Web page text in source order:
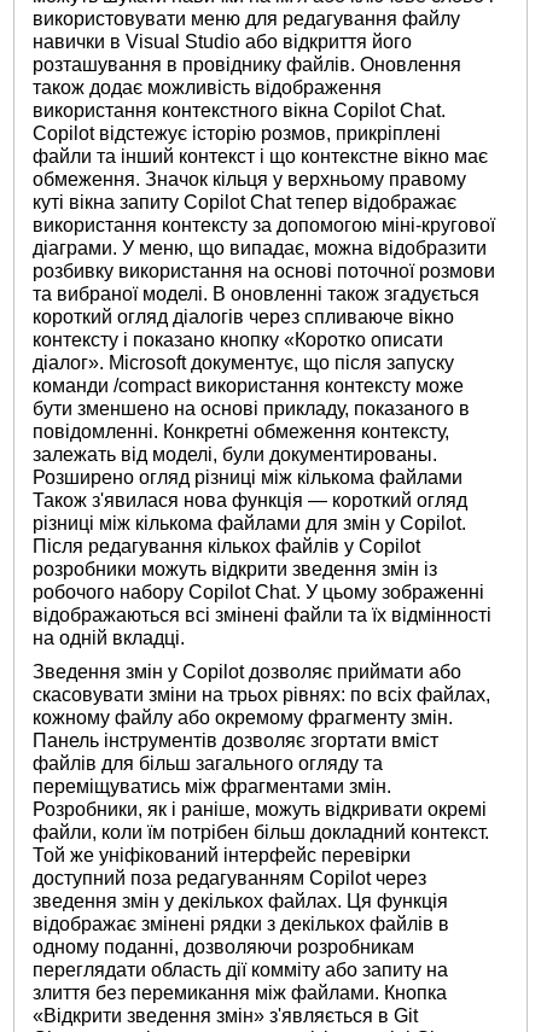
використовувати меню для редагування файлу
навички в Visual Studio або відкриття його
розташування в провіднику файлів. Оновлення
також додає можливість відображення
використання контекстного вікна Copilot Chat.
Copilot відстежує історію розмов, прикріплені
файли та інший контекст і що контекстне вікно має
обмеження. Значок кільця у верхньому правому
куті вікна запиту Copilot Chat тепер відображає
використання контексту за допомогою міні-кругової
діаграми. У меню, що випадає, можна відобразити
розбивку використання на основі поточної розмови
та вибраної моделі. В оновленні також згадується
короткий огляд діалогів через спливаюче вікно
контексту і показано кнопку «Коротко описати
діалог». Microsoft документує, що після запуску
команди /compact використання контексту може
бути зменшено на основі прикладу, показаного в
повідомленні. Конкретні обмеження контексту,
залежать від моделі, були документированы.
Розширено огляд різниці між кількома файлами
Також з'явилася нова функція — короткий огляд
різниці між кількома файлами для змін у Copilot.
Після редагування кількох файлів у Copilot
розробники можуть відкрити зведення змін із
робочого набору Copilot Chat. У цьому зображенні
відображаються всі змінені файли та їх відмінності
на одній вкладці.
Зведення змін у Copilot дозволяє приймати або
скасовувати зміни на трьох рівнях: по всіх файлах,
кожному файлу або окремому фрагменту змін.
Панель інструментів дозволяє згортати вміст
файлів для більш загального огляду та
переміщуватись між фрагментами змін.
Розробники, як і раніше, можуть відкривати окремі
файли, коли їм потрібен більш докладний контекст.
Той же уніфікований інтерфейс перевірки
доступний поза редагуванням Copilot через
зведення змін у декількох файлах. Ця функція
відображає змінені рядки з декількох файлів в
одному поданні, дозволяючи розробникам
переглядати область дії комміту або запиту на
злиття без перемикання між файлами. Кнопка
«Відкрити зведення змін» з'являється в Git